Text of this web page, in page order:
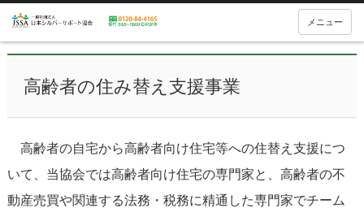
メニュー
高齢者の住み替え支援事業
高齢者の自宅から高齢者向け住宅等への住替え支援につ
いて、当協会では高齢者向け住宅の専門家と、高齢者の不
動産売買や関連する法務・税務に精通した専門家でチーム